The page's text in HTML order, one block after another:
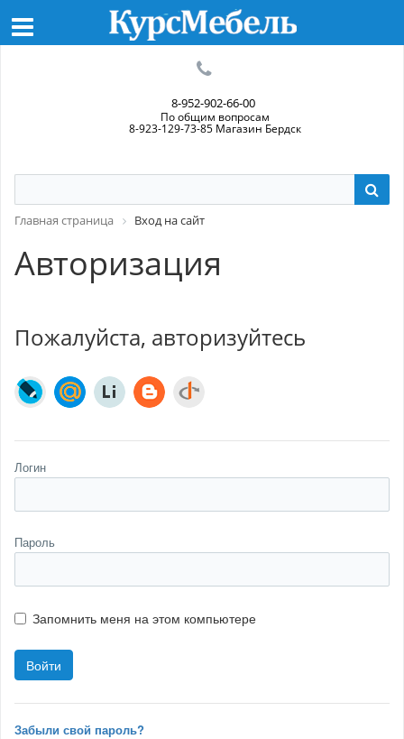
8-952-902-66-00
По общим вопросам
8-923-129-73-85 Магазин Бердск
Главная страница Вход на сайт
Авторизация
Пожалуйста, авторизуйтесь
Логин
Пароль
Запомнить меня на этом компьютере
Забыли свой пароль?